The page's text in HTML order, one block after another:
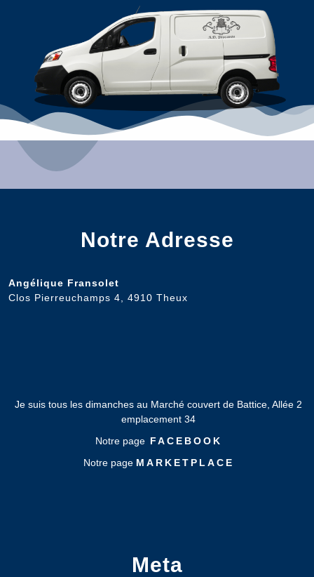
Notre Adresse
Angélique Fransolet
Clos Pierreuchamps 4, 4910 Theux
Je suis tous les dimanches au Marché couvert de Battice, Allée 2
emplacement 34
Notre pageFACEBOOK
Notre page MARKETPLACE
Meta